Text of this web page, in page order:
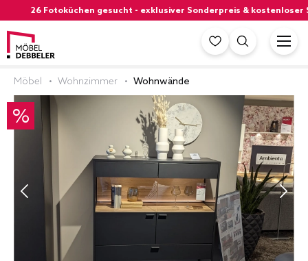
26 Fotoküchen gesucht - exklusiver Sonderpreis & kostenloser
Möbel Wohnzimmer Wohnwände
%